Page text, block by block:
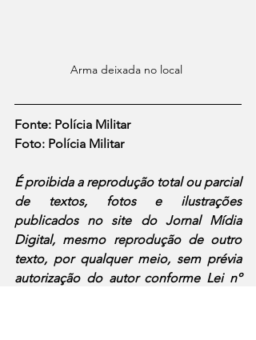
Arma deixada no local
Fonte: Polícia Militar
Foto: Polícia Militar
É proibida a reprodução total ou parcial
de textos, fotos e ilustrações
publicados no site do Jornal Mídia
Digital, mesmo reprodução de outro
texto, por qualquer meio, sem prévia
autorização do autor conforme Lei nº